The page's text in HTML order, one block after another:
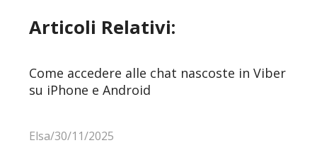
Articoli Relativi:
Come accedere alle chat nascoste in Viber
su iPhone e Android
Elsa/30/11/2025